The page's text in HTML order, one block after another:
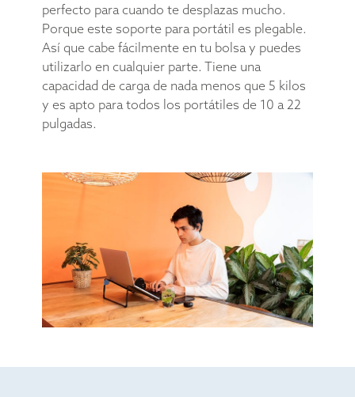
perfecto para cuando te desplazas mucho.
Porque este soporte para portátil es plegable.
Así que cabe fácilmente en tu bolsa y puedes
utilizarlo en cualquier parte. Tiene una
capacidad de carga de nada menos que 5 kilos
y es apto para todos los portátiles de 10 a 22
pulgadas.